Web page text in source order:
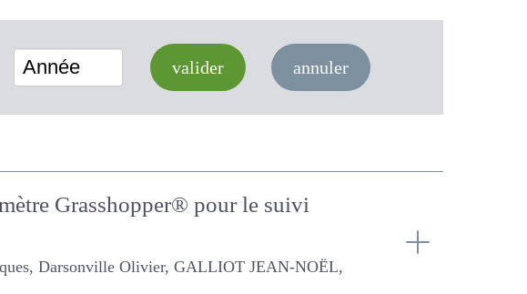
Année valider annuler
Grasshopper® pour le suivi
Olivier, GALLIOT JEAN-NOËL, PICON-